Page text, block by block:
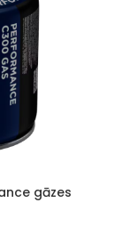
gāzes